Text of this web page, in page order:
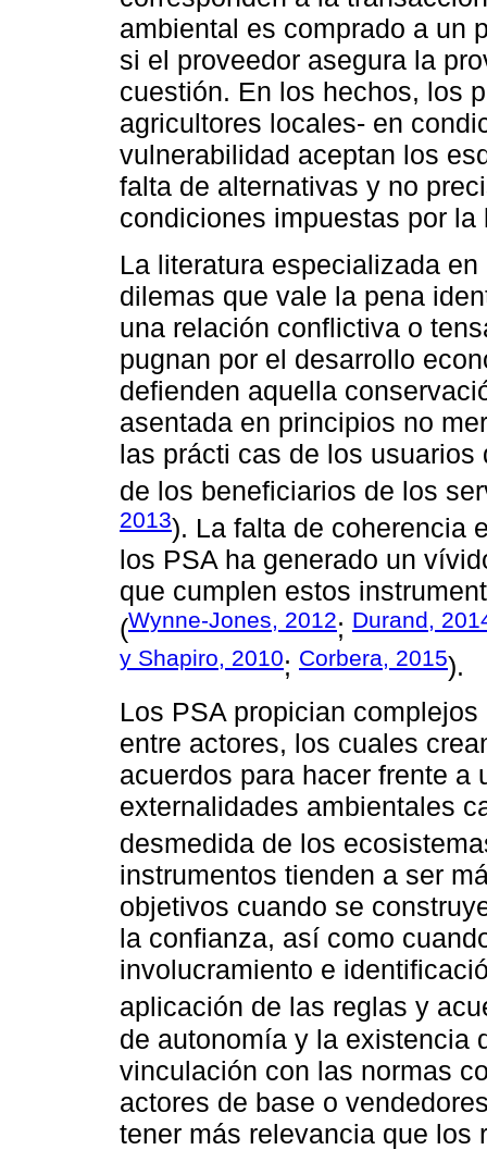
ambiental es comprado a un
si el proveedor asegura la
cuestión. En los hechos, los
agricultores locales- en
vulnerabilidad aceptan los
falta de alternativas y no
condiciones impuestas por la
La literatura especializada
dilemas que vale la pena
una relación conflictiva o
pugnan por el desarrollo
defienden aquella
asentada en principios no
las prácti cas de los
de los beneficiarios de los
2013). La falta de coherencia
los PSA ha generado un
que cumplen estos
(Wynne-Jones, 2012; Durand,
y Shapiro, 2010; Corbera, 2015).
Los PSA propician
entre actores, los cuales
acuerdos para hacer frente a
externalidades ambientales
desmedida de los
instrumentos tienden a ser
objetivos cuando se
la confianza, así como
involucramiento e
aplicación de las reglas y
de autonomía y la existencia
vinculación con las normas
actores de base o
tener más relevancia que los